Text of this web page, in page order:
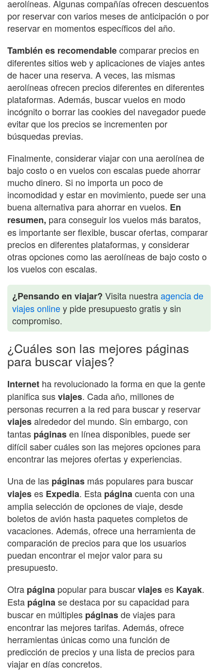
aerolíneas. Algunas compañías ofrecen descuentos
por reservar con varios meses de anticipación o por
reservar en momentos específicos del año.
También es recomendablecomparar precios en
diferentes sitios web y aplicaciones de viajes antes
de hacer una reserva. A veces, las mismas
aerolíneas ofrecen precios diferentes en diferentes
plataformas. Además, buscar vuelos en modo
incógnito o borrar las cookies del navegador puede
evitar que los precios se incrementen por
búsquedas previas.
Finalmente, considerar viajar con una aerolínea de
bajo costo o en vuelos con escalas puede ahorrar
mucho dinero. Si no importa un poco de
incomodidad y estar en movimiento, puede ser una
buena alternativa para ahorrar en vuelos. En
resumen, para conseguir los vuelos más baratos,
es importante ser flexible, buscar ofertas, comparar
precios en diferentes plataformas, y considerar
otras opciones como las aerolíneas de bajo costo o
los vuelos con escalas.
¿Pensando en viajar? Visita nuestraagencia de
viajes onliney pide presupuesto gratis y sin
compromiso.
¿Cuáles son las mejores páginas
para buscar viajes?
Internet ha revolucionado la forma en que la gente
planifica susviajes. Cada año, millones de
personas recurren a la red para buscar y reservar
viajesalrededor del mundo. Sin embargo, con
tantas páginasen línea disponibles, puede ser
difícil saber cuáles son las mejores opciones para
encontrar las mejores ofertas y experiencias.
Una de las páginas más populares para buscar
viajeses Expedia. Esta páginacuenta con una
amplia selección de opciones de viaje, desde
boletos de avión hasta paquetes completos de
vacaciones. Además, ofrece una herramienta de
comparación de precios para que los usuarios
puedan encontrar el mejor valor para su
presupuesto.
Otra página popular para buscarviajeses Kayak.
Esta páginase destaca por su capacidad para
buscar en múltiples páginasde viajes para
encontrar las mejores tarifas. Además, ofrece
herramientas únicas como una función de
predicción de precios y una lista de precios para
viajar en días concretos.